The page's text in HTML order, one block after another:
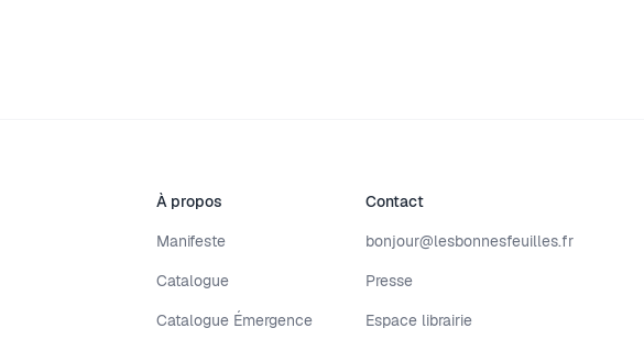
À propos
Manifeste
Catalogue
Catalogue Émergence
Contact
bonjour@lesbonnesfeuilles.fr
Presse
Espace librairie